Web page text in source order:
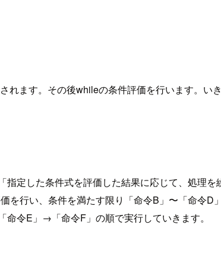
れます。その後whileの条件評価を行います。
定した条件式を評価した結果に応じて、処理
行い、条件を満たす限り「命令B」〜「命令D
令E」→「命令F」の順で実行していきます。